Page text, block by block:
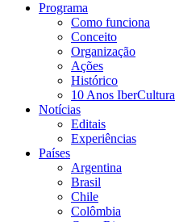
Programa
Como funciona
Conceito
Organização
Ações
Histórico
10 Anos IberCultura
Notícias
Editais
Experiências
Países
Argentina
Brasil
Chile
Colômbia